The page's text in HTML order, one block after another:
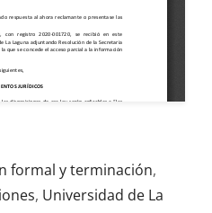
formal y terminación,
, Universidad de La